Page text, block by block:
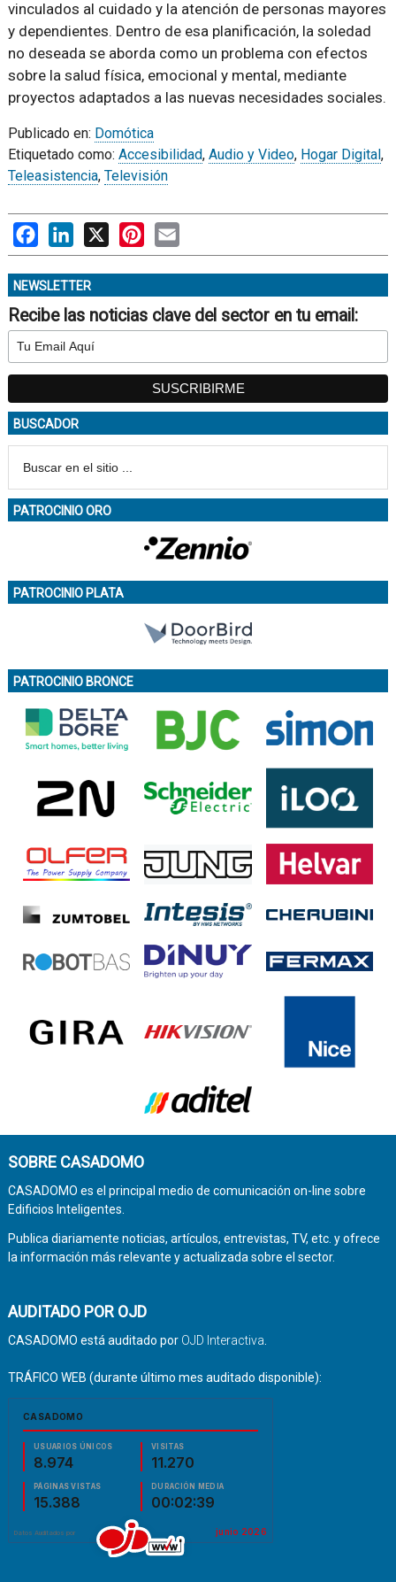
vinculados al cuidado y la atención de personas mayores
y dependientes. Dentro de esa planificación, la soledad
no deseada se aborda como un problema con efectos
sobre la salud física, emocional y mental, mediante
proyectos adaptados a las nuevas necesidades sociales.
Publicado en: Domótica
Etiquetado como: Accesibilidad, Audio y Video, Hogar Digital,
Teleasistencia, Televisión
FacebookLinkedIn
X PinterestEmail
NEWSLETTER
Recibe las noticias clave del sector en tu email:
BUSCADOR
PATROCINIO ORO
PATROCINIO PLATA
PATROCINIO BRONCE
SOBRE CASADOMO
CASADOMO es el principal medio de comunicación on-line sobre
Edificios Inteligentes.
Publica diariamente noticias, artículos, entrevistas, TV, etc. y ofrece
la información más relevante y actualizada sobre el sector.
AUDITADO POR OJD
CASADOMO está auditado por OJD Interactiva.
TRÁFICO WEB (durante último mes auditado disponible):